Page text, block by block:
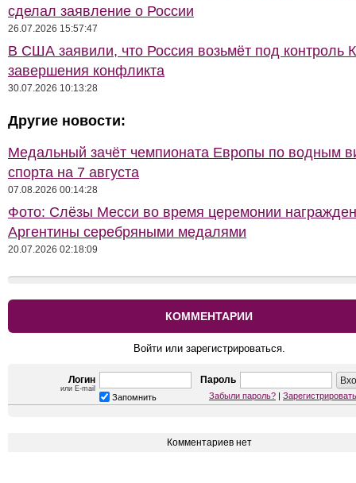
сделал заявление о России
26.07.2026 15:57:47
В США заявили, что Россия возьмёт под контроль
завершения конфликта
30.07.2026 10:13:28
Другие новости:
Медальный зачёт чемпионата Европы по водным
спорта на 7 августа
07.08.2026 00:14:28
Фото: Слёзы Месси во время церемонии
Аргентины серебряными медалями
20.07.2026 02:18:09
КОММЕНТАРИИ
Войти или зарегистрироваться.
Логин
или E-mail
Пароль
Запомнить Забыли пароль? |
Комментариев нет